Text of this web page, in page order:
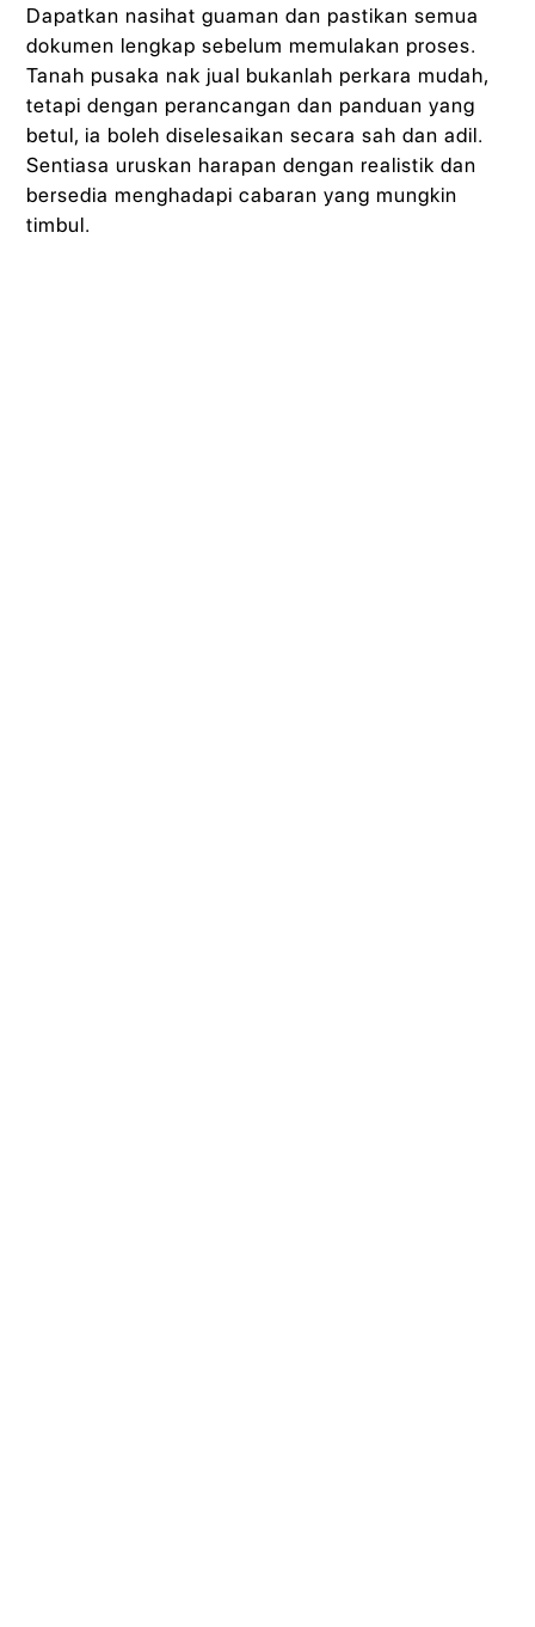
Dapatkan nasihat guaman dan pastikan semua
dokumen lengkap sebelum memulakan proses.
Tanah pusaka nak jual bukanlah perkara mudah,
tetapi dengan perancangan dan panduan yang
betul, ia boleh diselesaikan secara sah dan adil.
Sentiasa uruskan harapan dengan realistik dan
bersedia menghadapi cabaran yang mungkin
timbul.